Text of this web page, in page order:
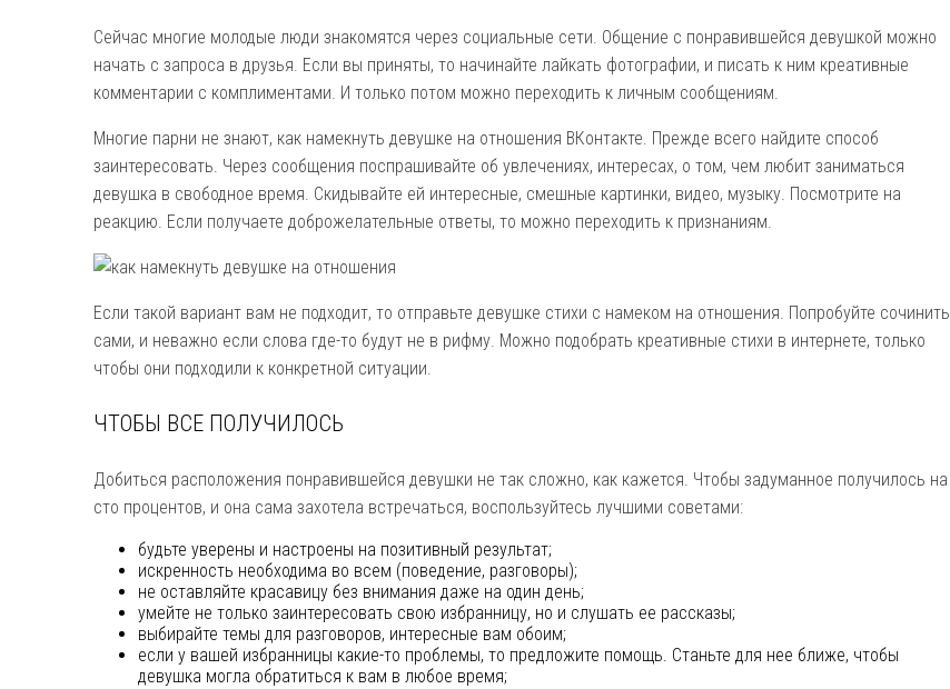
Сейчас многие молодые люди знакомятся через социальные сети. Общение с понравившейся девушкой можно
начать с запроса в друзья. Если вы приняты, то начинайте лайкать фотографии, и писать к ним креативные
комментарии с комплиментами. И только потом можно переходить к личным сообщениям.
Многие парни не знают, как намекнуть девушке на отношения ВКонтакте. Прежде всего найдите способ
заинтересовать. Через сообщения поспрашивайте об увлечениях, интересах, о том, чем любит заниматься
девушка в свободное время. Скидывайте ей интересные, смешные картинки, видео, музыку. Посмотрите на
реакцию. Если получаете доброжелательные ответы, то можно переходить к признаниям.
Если такой вариант вам не подходит, то отправьте девушке стихи с намеком на отношения. Попробуйте сочинить
сами, и неважно если слова где-то будут не в рифму. Можно подобрать креативные стихи в интернете, только
чтобы они подходили к конкретной ситуации.
ЧТОБЫ ВСЕ ПОЛУЧИЛОСЬ
Добиться расположения понравившейся девушки не так сложно, как кажется. Чтобы задуманное получилось на
сто процентов, и она сама захотела встречаться, воспользуйтесь лучшими советами:
будьте уверены и настроены на позитивный результат;
искренность необходима во всем (поведение, разговоры);
не оставляйте красавицу без внимания даже на один день;
умейте не только заинтересовать свою избранницу, но и слушать ее рассказы;
выбирайте темы для разговоров, интересные вам обоим;
если у вашей избранницы какие-то проблемы, то предложите помощь. Станьте для нее ближе, чтобы
девушка могла обратиться к вам в любое время;